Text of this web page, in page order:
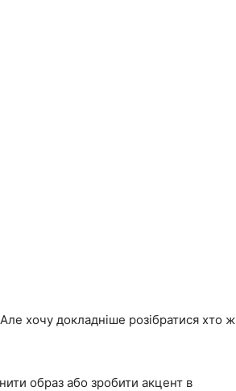
хочу докладніше розібратися хто ж
образ або зробити акцент в